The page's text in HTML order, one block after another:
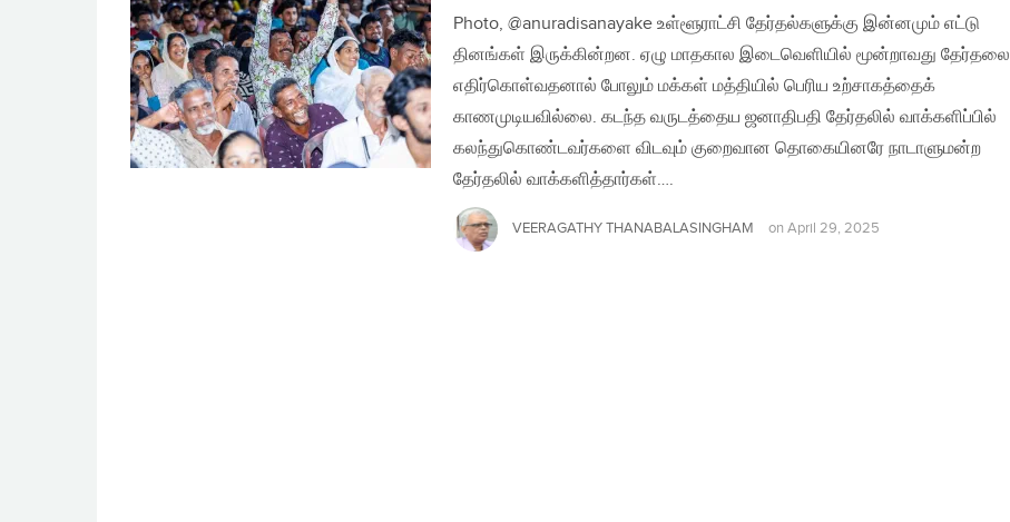
Photo, @anuradisanayake உள்ளூராட்சி தேர்தல்களுக்கு இன்னமும் எட்டு
தினங்கள் இருக்கின்றன. ஏழு மாதகால இடைவெளியில் மூன்றாவது தேர்தலை
எதிர்கொள்வதனால் போலும் மக்கள் மத்தியில் பெரிய உற்சாகத்தைக்
காணமுடியவில்லை. கடந்த வருடத்தைய ஜனாதிபதி தேர்தலில் வாக்களிப்பில்
கலந்துகொண்டவர்களை விடவும் குறைவான தொகையினரே நாடாளுமன்ற
தேர்தலில் வாக்களித்தார்கள்….
VEERAGATHY THANABALASINGHAM on April 29, 2025